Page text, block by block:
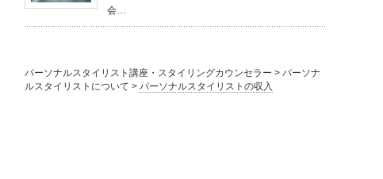
会…
パーソナルスタイリスト講座・スタイリングカウンセラー > パーソナ
ルスタイリストについて > パーソナルスタイリストの収入